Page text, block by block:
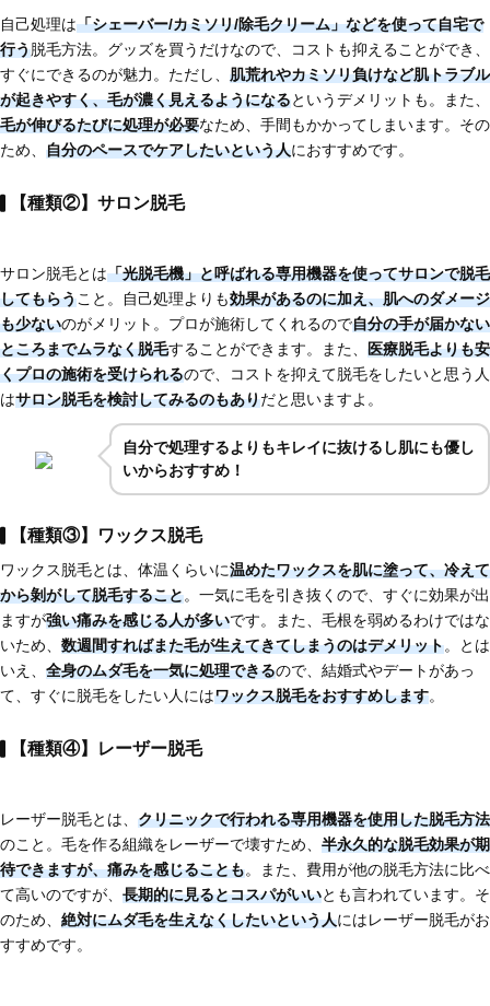
自己処理は「シェーバー/カミソリ/除毛クリーム」などを使って自宅で
行う脱毛方法。グッズを買うだけなので、コストも抑えることができ、
すぐにできるのが魅力。ただし、 肌荒れやカミソリ負けなど肌トラブル
が起きやすく、毛が濃く見えるようになるというデメリットも。また、
毛が伸びるたびに処理が必要なため、手間もかかってしまいます。その
ため、 自分のペースでケアしたいという人におすすめです。
【種類②】サロン脱毛
サロン脱毛とは「光脱毛機」と呼ばれる専用機器を使ってサロンで脱毛
してもらうこと。自己処理よりも効果があるのに加え、肌へのダメージ
も少ないのがメリット。プロが施術してくれるので自分の手が届かない
ところまでムラなく脱毛することができます。また、 医療脱毛よりも安
くプロの施術を受けられるので、コストを抑えて脱毛をしたいと思う人
はサロン脱毛を検討してみるのもありだと思いますよ。
自分で処理するよりもキレイに抜けるし肌にも優し
いからおすすめ！
【種類③】ワックス脱毛
ワックス脱毛とは、体温くらいに温めたワックスを肌に塗って、冷えて
から剝がして脱毛すること。一気に毛を引き抜くので、すぐに効果が出
ますが強い痛みを感じる人が多いです。また、毛根を弱めるわけではな
いため、 数週間すればまた毛が生えてきてしまうのはデメリット。とは
いえ、 全身のムダ毛を一気に処理できるので、結婚式やデートがあっ
て、すぐに脱毛をしたい人にはワックス脱毛をおすすめします。
【種類④】レーザー脱毛
レーザー脱毛とは、 クリニックで行われる専用機器を使用した脱毛方法
のこと。毛を作る組織をレーザーで壊すため、 半永久的な脱毛効果が期
待できますが、痛みを感じることも。また、費用が他の脱毛方法に比べ
て高いのですが、 長期的に見るとコスパがいいとも言われています。そ
のため、 絶対にムダ毛を生えなくしたいという人にはレーザー脱毛がお
すすめです。